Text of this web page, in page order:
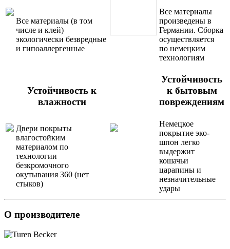
Все материалы (в том
числе и клей)
экологически безвредные
и гипоаллергенные
Все материалы
произведены в
Германии. Сборка
осуществляется
по немецким
технологиям
Устойчивость к
влажности
Устойчивость
к бытовым
повреждениям
Двери покрыты
влагостойким
материалом по
технологии
безкромочного
окутывания 360 (нет
стыков)
Немецкое
покрытие эко-
шпон легко
выдержит
кошачьи
царапины и
незначительные
удары
О производителе